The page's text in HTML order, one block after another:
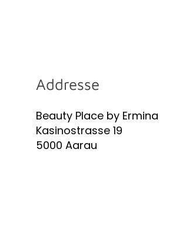
Addresse
Beauty Place by Ermina
Kasinostrasse 19
5000 Aarau